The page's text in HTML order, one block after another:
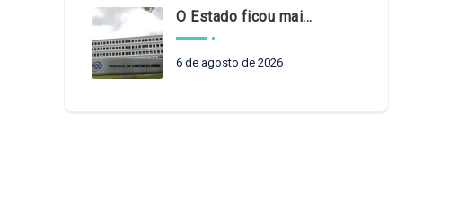
O Estado ficou mais complexo. O controle precisa acompanhar
6 de agosto de 2026